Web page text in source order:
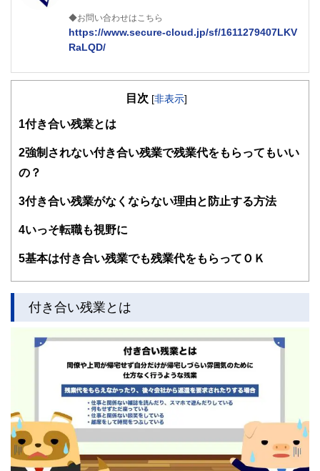
◆お問い合わせはこちら
https://www.secure-cloud.jp/sf/1611279407LKV
RaLQD/
２級ファイナンシャルプランナー
活かして活動を始める。
する傍ら、フリーライターとして精力的に活動中。広範な知
目次 [非表示]
1付き合い残業とは
2強制されない付き合い残業で残業代をもらってもいい
の？
3付き合い残業がなくならない理由と防止する方法
4いっそ転職も視野に
5基本は付き合い残業でも残業代をもらってＯＫ
付き合い残業とは